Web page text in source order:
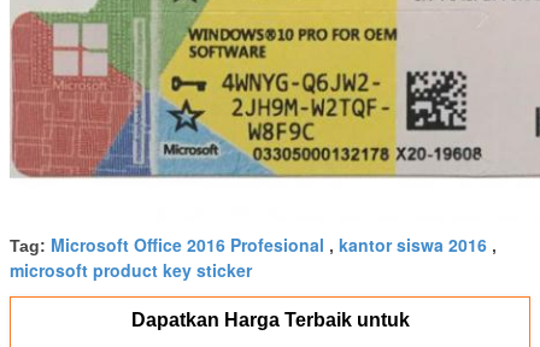
Tag: Microsoft Office 2016 Profesional , kantor siswa 2016 ,
microsoft product key sticker
Dapatkan Harga Terbaik untuk